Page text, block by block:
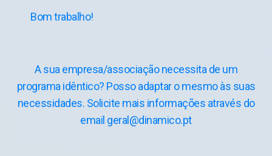
Bom trabalho!
A sua empresa/associação necessita de um
programa idêntico? Posso adaptar o mesmo às suas
necessidades. Solicite mais informações através do
email geral@dinamico.pt